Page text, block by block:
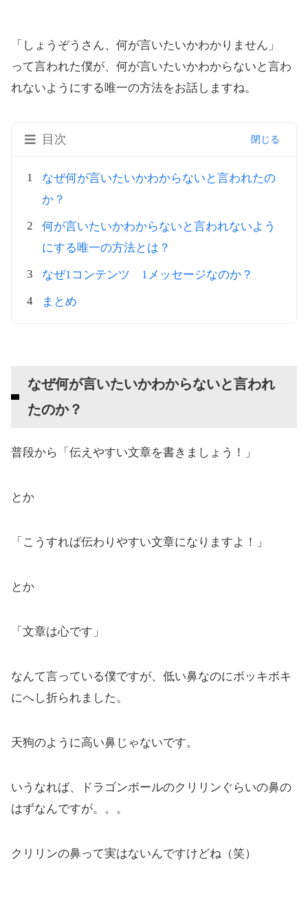
「しょうぞうさん、何が言いたいかわかりません」
って言われた僕が、何が言いたいかわからないと言わ
れないようにする唯一の方法をお話しますね。
目次
なぜ何が言いたいかわからないと言われたの
か？
何が言いたいかわからないと言われないよう
にする唯一の方法とは？
なぜ1コンテンツ 1メッセージなのか？
まとめ
なぜ何が言いたいかわからないと言われ
たのか？
普段から「伝えやすい文章を書きましょう！」
とか
「こうすれば伝わりやすい文章になりますよ！」
とか
「文章は心です」
なんて言っている僕ですが、低い鼻なのにボッキボキ
にへし折られました。
天狗のように高い鼻じゃないです。
いうなれば、ドラゴンボールのクリリンぐらいの鼻の
はずなんですが。。。
クリリンの鼻って実はないんですけどね（笑）